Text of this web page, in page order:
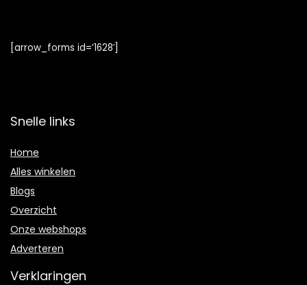
[arrow_forms id=’1628′]
Snelle links
Home
Alles winkelen
Blogs
Overzicht
Onze webshops
Adverteren
Verklaringen